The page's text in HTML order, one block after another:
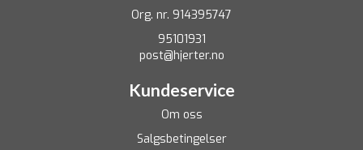
Org. nr. 914395747
95101931
post@hjerter.no
Kundeservice
Om oss
Salgsbetingelser